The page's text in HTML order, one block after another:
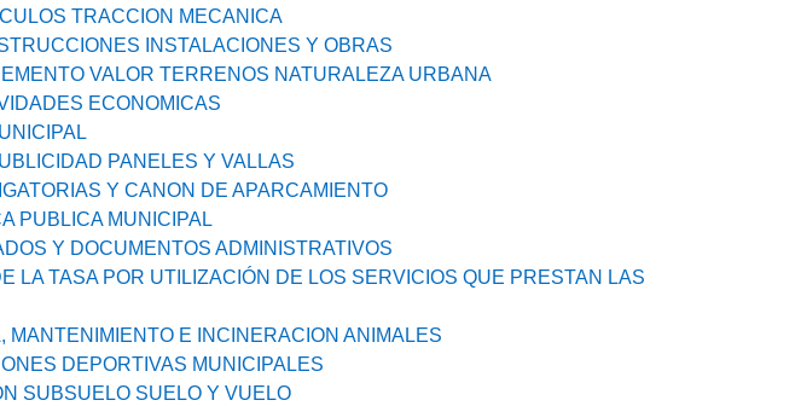
TRACCION MECANICA
INSTALACIONES Y OBRAS
VALOR TERRENOS NATURALEZA URBANA
ECONOMICAS
PANELES Y VALLAS
Y CANON DE APARCAMIENTO
PUBLICA MUNICIPAL
Y DOCUMENTOS ADMINISTRATIVOS
LA TASA POR UTILIZACIÓN DE LOS SERVICIOS QUE PRESTAN LAS
E INCINERACION ANIMALES
DEPORTIVAS MUNICIPALES
SUBSUELO SUELO Y VUELO